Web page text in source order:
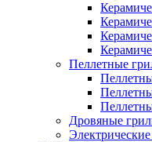
Пеллетные
Дровяные